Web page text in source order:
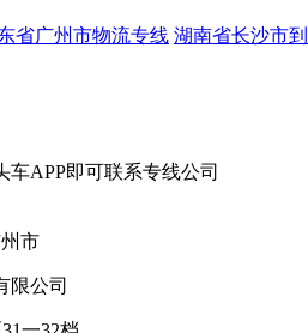
省广州市物流专线 湖南省长沙市
APP即可联系专线公司
市
限公司